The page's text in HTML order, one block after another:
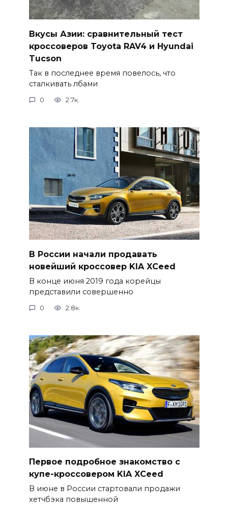
Вкусы Азии: сравнительный тест
кроссоверов Toyota RAV4 и Hyundai
Tucson
Так в последнее время повелось, что
сталкивать лбами
0 2.7к.
В России начали продавать
новейший кроссовер KIA XCeed
В конце июня 2019 года корейцы
представили совершенно
0 2.8к.
Первое подробное знакомство с
купе-кроссовером KIA XCeed
В июне в России стартовали продажи
хетчбэка повышенной